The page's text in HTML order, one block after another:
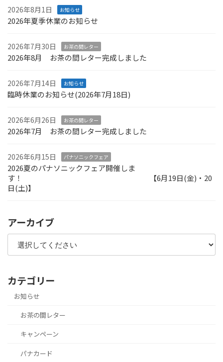
2026年8月1日 お知らせ
2026年夏季休業のお知らせ
2026年7月30日 お茶の間レター
2026年8月 お茶の間レター完成しました
2026年7月14日 お知らせ
臨時休業のお知らせ(2026年7月18日)
2026年6月26日 お茶の間レター
2026年7月 お茶の間レター完成しました
2026年6月15日 パナソニックフェア
2026夏のパナソニックフェア開催しま
す！ 【6月19日(金)・20
日(土)】
アーカイブ
カテゴリー
お知らせ
お茶の間レター
キャンペーン
パナカード